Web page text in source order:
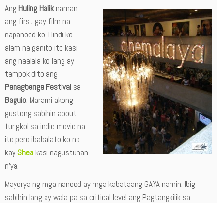
Ang Huling Haliknaman
ang first gay film na
napanood ko. Hindi ko
alam na ganito ito kasi
ang naalala ko lang ay
tampok dito ang
Panagbenga Festival sa
Baguio. Marami akong
gustong sabihin about
tungkol sa indie movie na
ito pero ibabalato ko na
kay Shea kasi nagustuhan
n’ya.
Mayorya ng mga nanood ay mga kabataang GAYA namin. Ibig
sabihin lang ay wala pa sa critical level ang Pagtangkilik sa